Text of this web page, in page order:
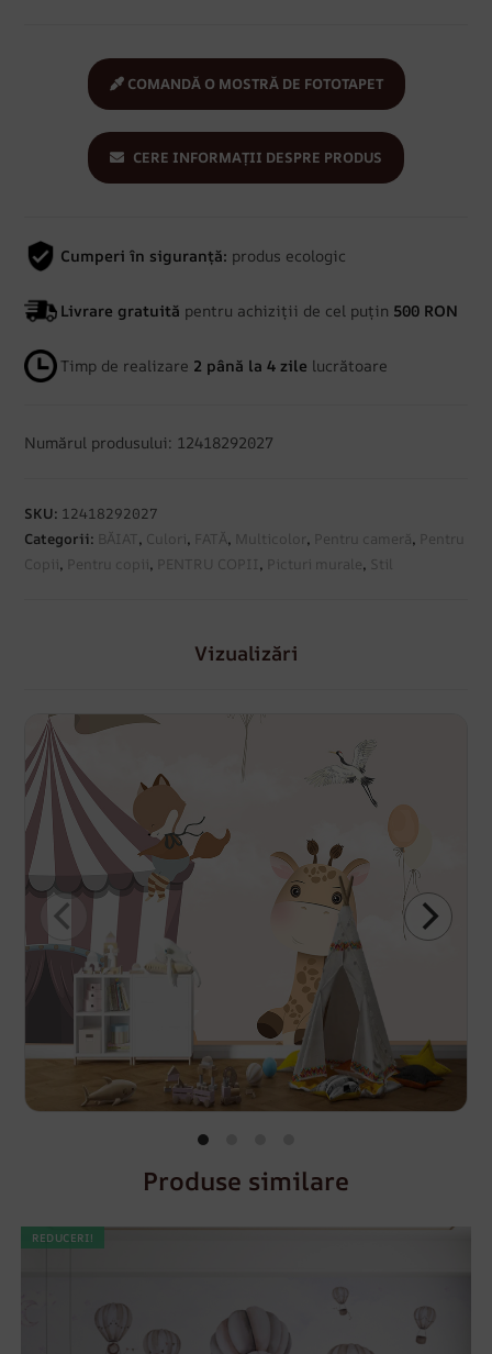
COMANDĂ O MOSTRĂ DE FOTOTAPET
CERE INFORMAȚII DESPRE PRODUS
Cumperi în siguranță: produs ecologic
Livrare gratuită pentru achiziții de cel puțin 500 RON
Timp de realizare 2 până la 4 zile lucrătoare
Numărul produsului: 12418292027
SKU: 12418292027
Categorii: BĂIAT, Culori, FATĂ, Multicolor, Pentru cameră, Pentru
Copii, Pentru copii, PENTRU COPII, Picturi murale, Stil
Vizualizări
Produse similare
REDUCERI!